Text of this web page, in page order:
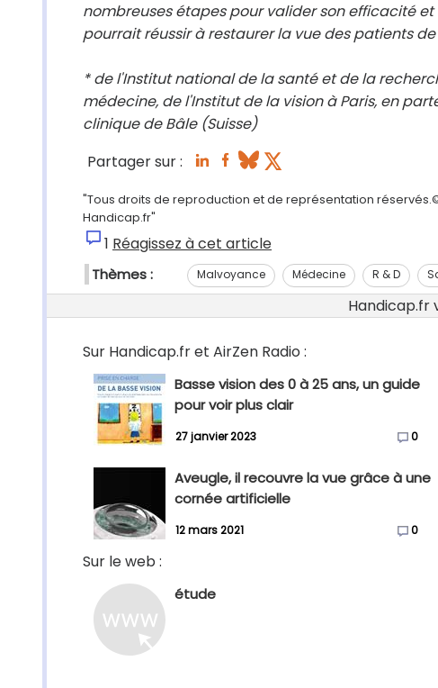
nombreuses étapes pour valider son efficacité
pourrait réussir à restaurer la vue des patients
* de l'Institut national de la santé et de la
médecine, de l'Institut de la vision à Paris, en
clinique de Bâle (Suisse)
Partager sur :
"Tous droits de reproduction et de représentation
Handicap.fr"
1 Réagissez à cet article
Thèmes : Malvoyance Médecine R & D
Handicap.fr
Sur Handicap.fr et AirZen Radio :
Basse vision des 0 à 25 ans, un guide
pour voir plus clair
27 janvier 2023 0
Aveugle, il recouvre la vue grâce à une
cornée artificielle
12 mars 2021 0
Sur le web :
étude